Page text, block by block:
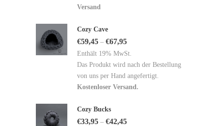
Versand
Cozy Cave
€59,45 – €67,95
Enthält 19% MwSt.
Das Produkt wird nach der Bestellung
von uns per Hand angefertigt.
Kostenloser Versand.
Cozy Bucks
€33,95 – €42,45